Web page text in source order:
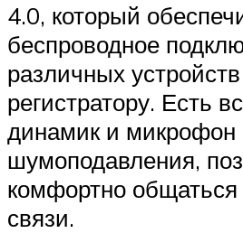
4.0, который
беспроводное
различных
регистратору. Есть
динамик и микрофон
шумоподавления,
комфортно общаться
связи.